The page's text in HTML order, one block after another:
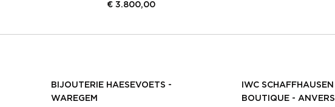
€ 3.800,00
BIJOUTERIE HAESEVOETS -
WAREGEM
IWC SCHAFFHAUSEN
BOUTIQUE - ANVERS